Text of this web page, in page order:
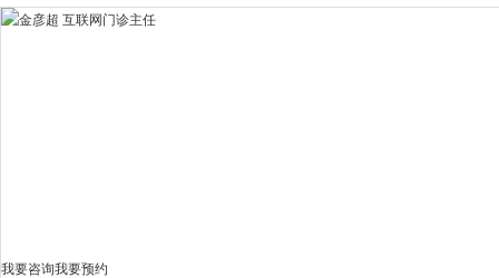
我要咨询我要预约